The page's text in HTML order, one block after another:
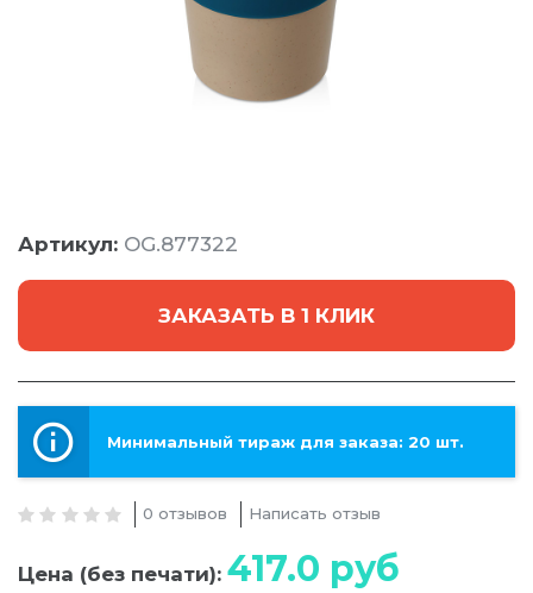
Артикул: OG.877322
ЗАКАЗАТЬ В 1 КЛИК
Минимальный тираж для заказа: 20 шт.
0 отзывов Написать отзыв
Цена (без печати): 417.0 руб